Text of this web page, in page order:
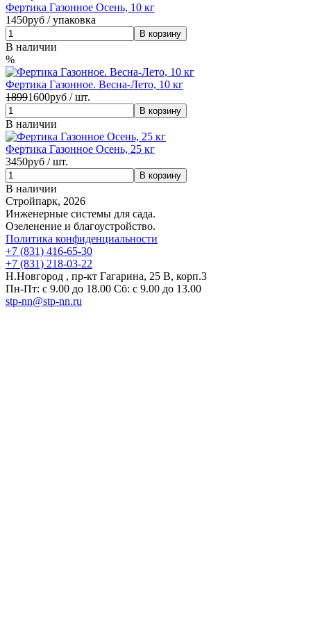
Фертика Газонное Осень, 10 кг
1450руб / упаковка
В наличии
%
Фертика Газонное. Весна-Лето, 10 кг
18991600руб / шт.
В наличии
Фертика Газонное Осень, 25 кг
3450руб / шт.
В наличии
Стройпарк, 2026
Инженерные системы для сада.
Озеленение и благоустройство.
Политика конфиденциальности
+7 (831) 416-65-30
+7 (831) 218-03-22
Н.Новгород , пр-кт Гагарина, 25 В, корп.3
Пн-Пт: с 9.00 до 18.00 Сб: с 9.00 до 13.00
stp-nn@stp-nn.ru